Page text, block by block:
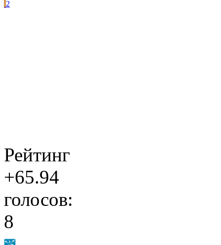
2
Рейтинг
+65.94
голосов:
8